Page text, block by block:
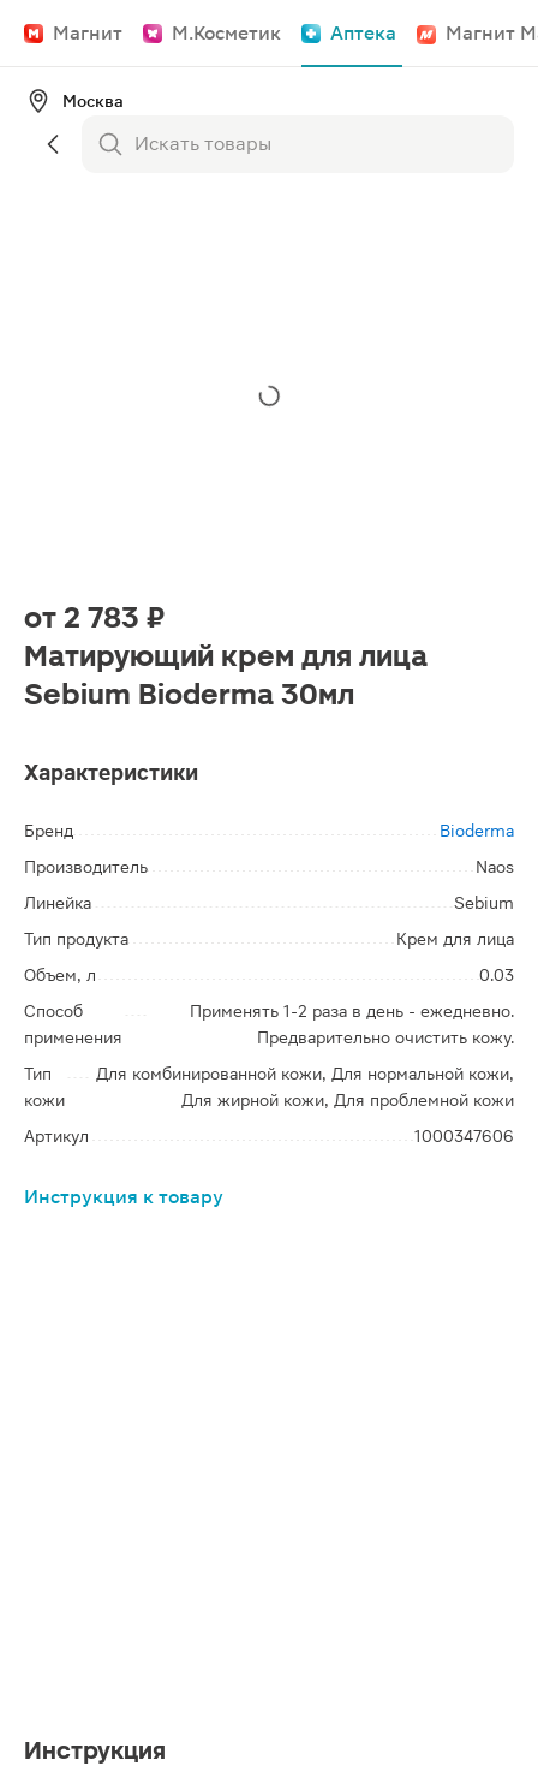
Магнит М.Косметик Аптека Магнит
Москва
от 2 783 ₽
Матирующий крем для лица
Sebium Bioderma 30мл
Характеристики
Бренд
Bioderma
Производитель
Naos
Линейка
Sebium
Тип продукта
Крем для лица
Объем, л
0.03
Способ
применения
Применять 1-2 раза в день - ежедневно.
Предварительно очистить кожу.
Тип
кожи
Для комбинированной кожи, Для нормальной кожи,
Для жирной кожи, Для проблемной кожи
Артикул
1000347606
Инструкция к товару
Инструкция